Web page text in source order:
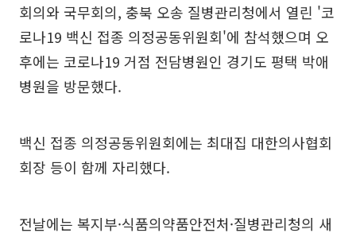
회의와 국무회의, 충북 오송 질병관리청에서 열린 '코
로나19 백신 접종 의정공동위원회'에 참석했으며 오
후에는 코로나19 거점 전담병원인 경기도 평택 박애
병원을 방문했다.
백신 접종 의정공동위원회에는 최대집 대한의사협회
회장 등이 함께 자리했다.
전날에는 복지부·식품의약품안전처·질병관리청의 새